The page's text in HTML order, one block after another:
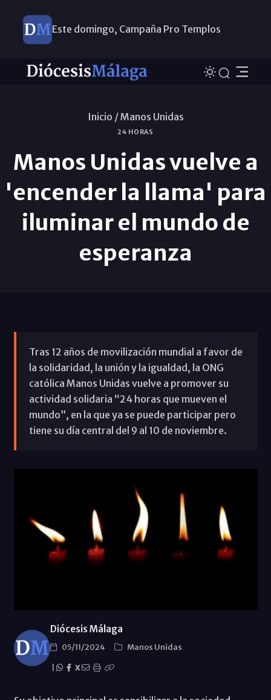
Este domingo, Campaña Pro Templos
Inicio /Manos Unidas
24 HORAS
Manos Unidas vuelve a
'encender la llama' para
iluminar el mundo de
esperanza
Tras 12 años de movilización mundial a favor de
la solidaridad, la unión y la igualdad, la ONG
católica Manos Unidas vuelve a promover su
actividad solidaria “24 horas que mueven el
mundo”, en la que ya se puede participar pero
tiene su día central del 9 al 10 de noviembre.
Diócesis Málaga
05/11/2024
Manos Unidas
X